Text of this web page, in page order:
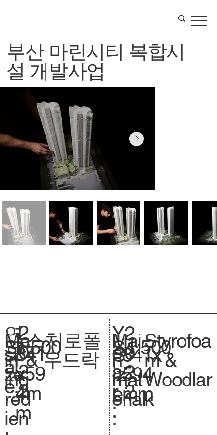
부산 마린시티 복합시
설 개발사업
연
도
:
2
0
2
2
Ma
in
ing
red
ien
Sc
al
e.
스치로폴
& 우드락
1:500
si
ze
.
841
x59
4m
m
Y
e
a
r
:
Mai
n
mat
erial
:
S
.
S
iz
e.
2
0
2
2
1:500
841x
594
mm
Styrofoa
m &
Woodlar
k